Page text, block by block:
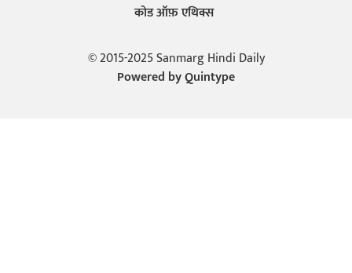
कोड ऑफ़ एथिक्स
© 2015-2025 Sanmarg Hindi Daily
Powered byQuintype